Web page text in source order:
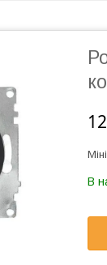
В